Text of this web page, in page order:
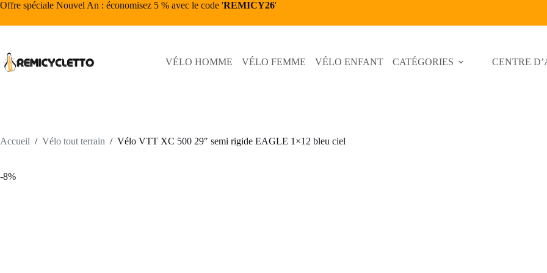
Passer
contenu
Offre spéciale Nouvel An : économisez 5 % avec le code 'REMICY26'
VÉLO HOMME VÉLO FEMME VÉLO ENFANT CATÉGORIES CENTRE
Accueil / Vélo tout terrain / Vélo VTT XC 500 29″ semi rigide EAGLE 1×12 bleu ciel
-8%